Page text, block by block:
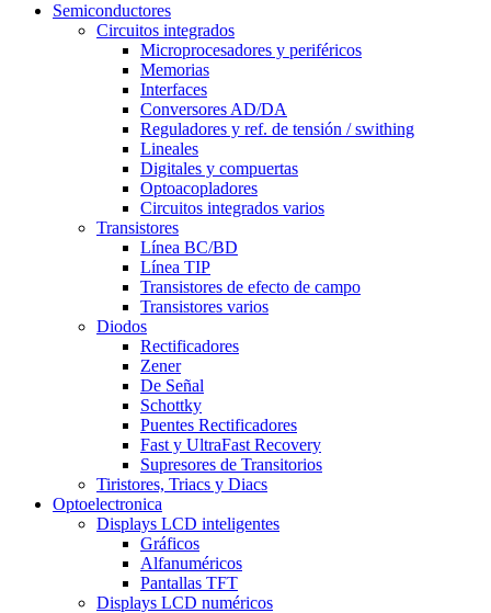
Semiconductores
Circuitos integrados
Microprocesadores y periféricos
Memorias
Interfaces
Conversores AD/DA
Reguladores y ref. de tensión / swithing
Lineales
Digitales y compuertas
Optoacopladores
Circuitos integrados varios
Transistores
Línea BC/BD
Línea TIP
Transistores de efecto de campo
Transistores varios
Diodos
Rectificadores
Zener
De Señal
Schottky
Puentes Rectificadores
Fast y UltraFast Recovery
Supresores de Transitorios
Tiristores, Triacs y Diacs
Optoelectronica
Displays LCD inteligentes
Gráficos
Alfanuméricos
Pantallas TFT
Displays LCD numéricos